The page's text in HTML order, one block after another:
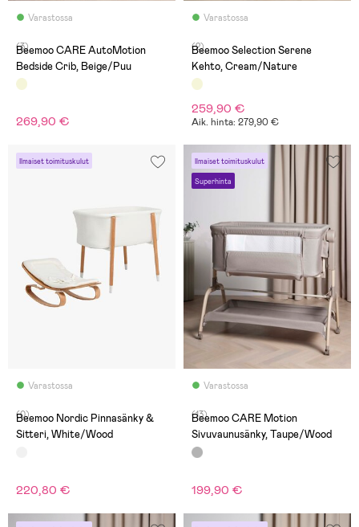
Varastossa
(3)
Beemoo CARE AutoMotion
Bedside Crib, Beige/Puu
269,90 €
Varastossa
(2)
Beemoo Selection Serene
Kehto, Cream/Nature
259,90 €
Aik. hinta: 279,90 €
Ilmaiset toimituskulut
Varastossa
(0)
Beemoo Nordic Pinnasänky &
Sitteri, White/Wood
220,80 €
Ilmaiset toimituskulut
Superhinta
Varastossa
(13)
Beemoo CARE Motion
Sivuvaunusänky, Taupe/Wood
199,90 €